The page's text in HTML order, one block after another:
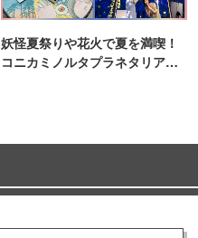
妖怪夏祭りや花火で夏を満喫！
コニカミノルタプラネタリア